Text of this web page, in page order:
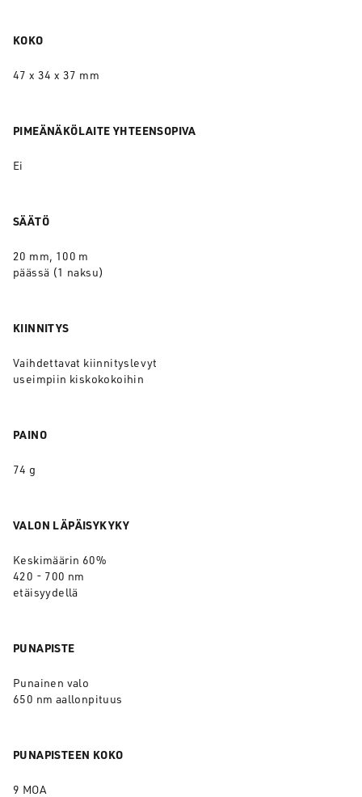
KOKO
47 x 34 x 37 mm
PIMEÄNÄKÖLAITE YHTEENSOPIVA
Ei
SÄÄTÖ
20 mm, 100 m
päässä (1 naksu)
KIINNITYS
Vaihdettavat kiinnityslevyt
useimpiin kiskokokoihin
PAINO
74 g
VALON LÄPÄISYKYKY
Keskimäärin 60%
420 - 700 nm
etäisyydellä
PUNAPISTE
Punainen valo
650 nm aallonpituus
PUNAPISTEEN KOKO
9 MOA